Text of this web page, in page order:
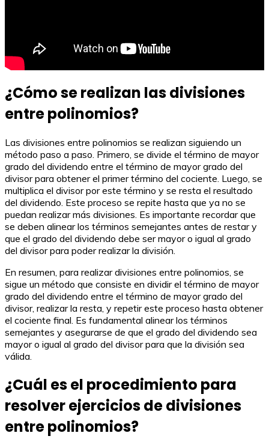
¿Cómo se realizan las divisiones
entre polinomios?
Las divisiones entre polinomios se realizan siguiendo un
método paso a paso. Primero, se divide el término de mayor
grado del dividendo entre el término de mayor grado del
divisor para obtener el primer término del cociente. Luego, se
multiplica el divisor por este término y se resta el resultado
del dividendo. Este proceso se repite hasta que ya no se
puedan realizar más divisiones. Es importante recordar que
se deben alinear los términos semejantes antes de restar y
que el grado del dividendo debe ser mayor o igual al grado
del divisor para poder realizar la división.
En resumen, para realizar divisiones entre polinomios, se
sigue un método que consiste en dividir el término de mayor
grado del dividendo entre el término de mayor grado del
divisor, realizar la resta, y repetir este proceso hasta obtener
el cociente final. Es fundamental alinear los términos
semejantes y asegurarse de que el grado del dividendo sea
mayor o igual al grado del divisor para que la división sea
válida.
¿Cuál es el procedimiento para
resolver ejercicios de divisiones
entre polinomios?